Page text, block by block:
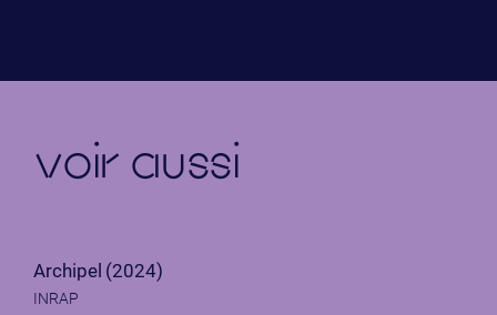
voir aussi
Archipel (2024)
INRAP